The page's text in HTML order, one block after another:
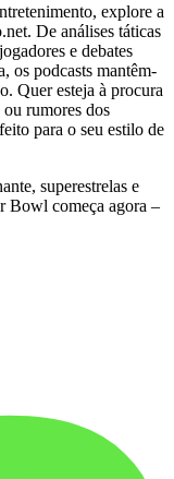
explore a
De análises táticas
e debates
os podcasts mantêm-
Quer esteja à procura
rumores dos
para o seu estilo de
superestrelas e
Bowl começa agora –